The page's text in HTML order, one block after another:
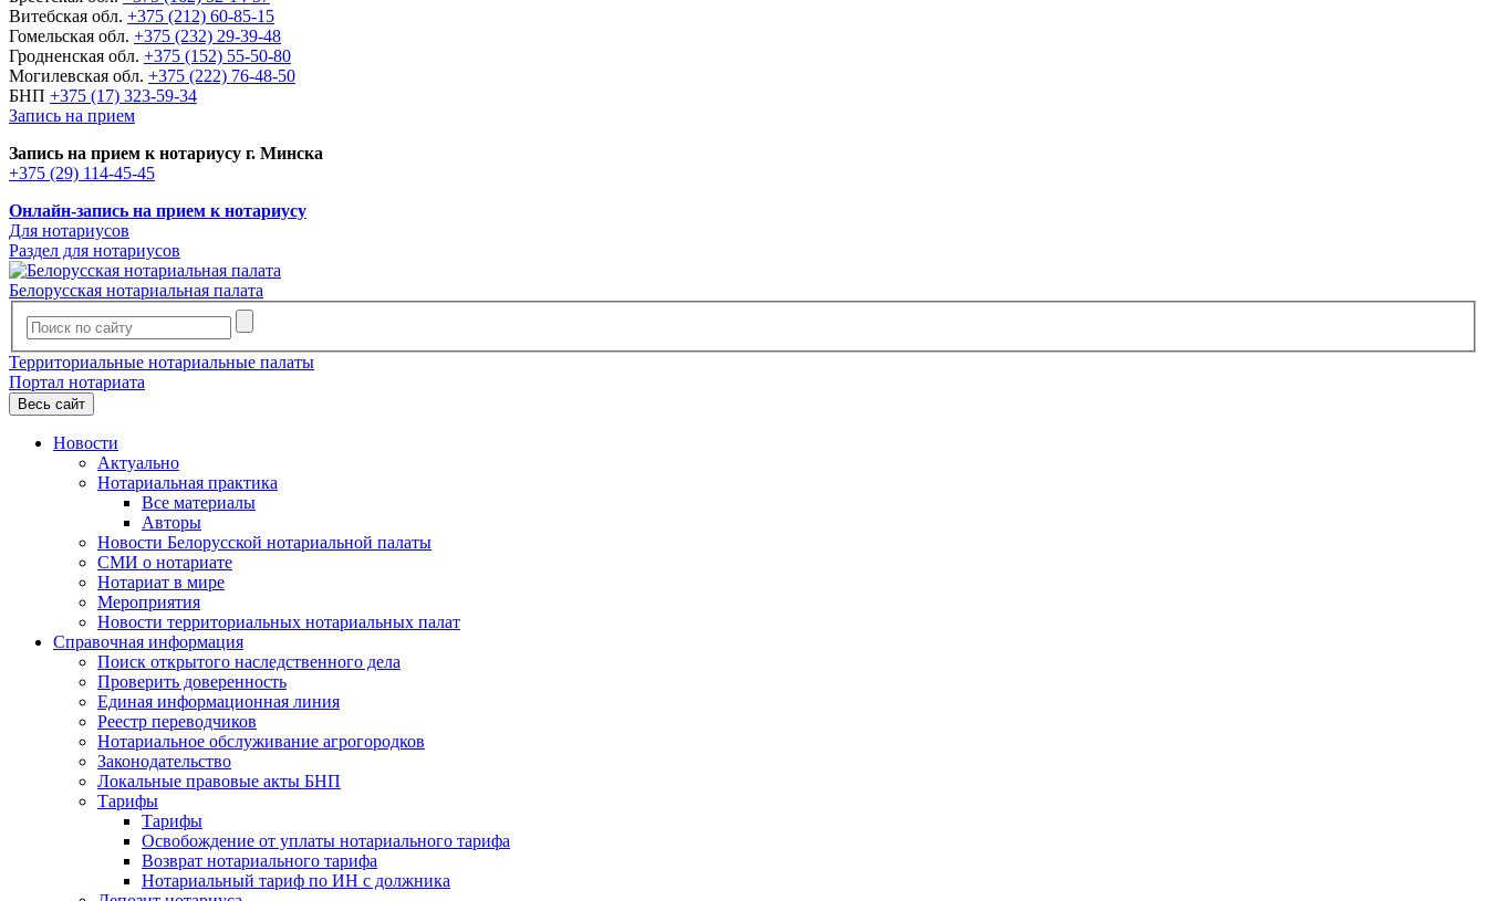
Витебская обл. +375 (212) 60-85-15
Гомельская обл. +375 (232) 29-39-48
Гродненская обл. +375 (152) 55-50-80
Могилевская обл. +375 (222) 76-48-50
БНП +375 (17) 323-59-34
Запись на прием
Запись на прием к нотариусу г. Минска
+375 (29) 114-45-45
Онлайн-запись на прием к нотариусу
Для нотариусов
Раздел для нотариусов
Белорусская нотариальная палата
Территориальные нотариальные палаты
Портал нотариата
Весь сайт
Новости
Актуально
Нотариальная практика
Все материалы
Авторы
Новости Белорусской нотариальной палаты
СМИ о нотариате
Нотариат в мире
Мероприятия
Новости территориальных нотариальных палат
Справочная информация
Поиск открытого наследственного дела
Проверить доверенность
Единая информационная линия
Реестр переводчиков
Нотариальное обслуживание агрогородков
Законодательство
Локальные правовые акты БНП
Тарифы
Тарифы
Освобождение от уплаты нотариального тарифа
Возврат нотариального тарифа
Нотариальный тариф по ИН с должника